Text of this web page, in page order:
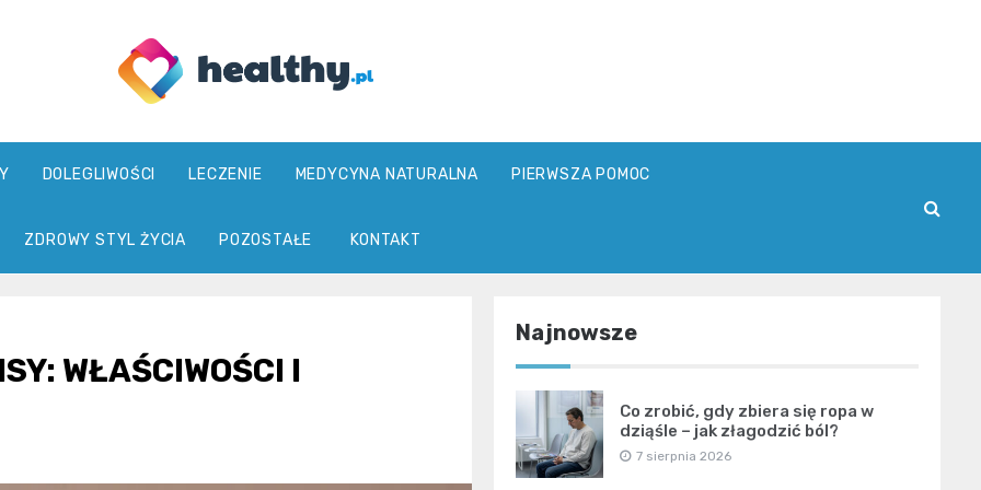
healthy.pl
DOLEGLIWOŚCI LECZENIE MEDYCYNA NATURALNA PIERWSZA POMOC
ZDROWY STYL ŻYCIA POZOSTAŁE KONTAKT
WŁAŚCIWOŚCI I
Najnowsze
Co zrobić, gdy zbiera się ropa w
dziąśle – jak złagodzić ból?
7 sierpnia 2026